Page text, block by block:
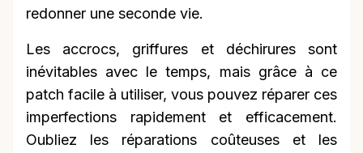
redonner une seconde vie.
Les accrocs, griffures et déchirures sont
inévitables avec le temps, mais grâce à ce
patch facile à utiliser, vous pouvez réparer ces
imperfections rapidement et efficacement.
Oubliez les réparations coûteuses et les